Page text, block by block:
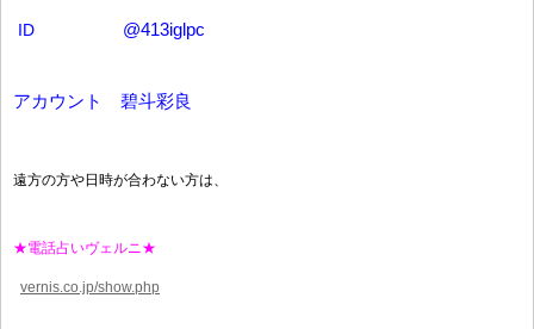
ID @413iglpc
アカウント 碧斗彩良
遠方の方や日時が合わない方は、
★電話占いヴェルニ★
vernis.co.jp/show.php